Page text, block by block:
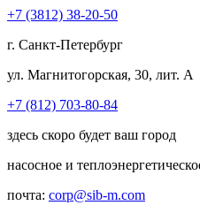
+7 (3812) 38-20-50
г. Санкт-Петербург
ул. Магнитогорская, 30, лит. А
+7 (812) 703-80-84
здесь скоро будет ваш город
насосное и
почта: corp@sib-m.com